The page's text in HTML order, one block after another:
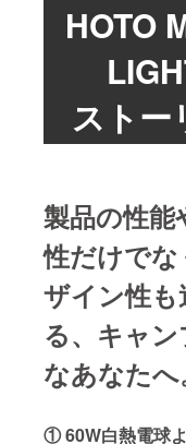
HOTO
ストー
製品の性能
性だけで
ザイン性も
る、キャン
なあなたへ
① 60W白熱電球